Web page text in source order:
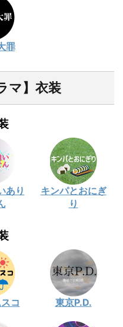
罪
マ】衣装
あり
キンパとおにぎ
り
コ 東京P.D.